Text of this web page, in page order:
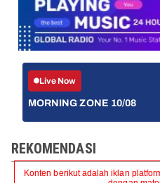
Live Now
MORNING ZONE 10/08